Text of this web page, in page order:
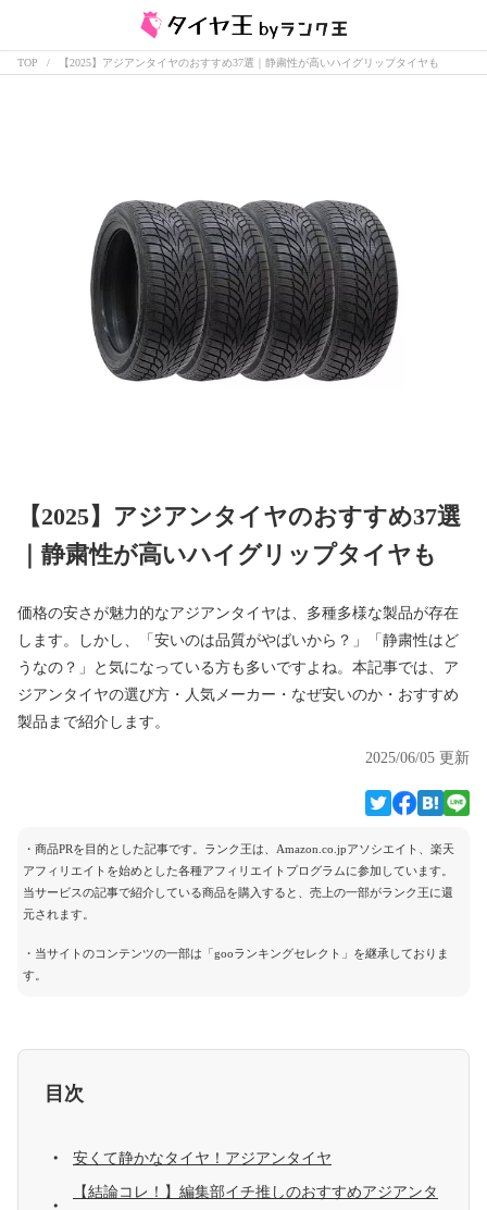
TOP 【2025】アジアンタイヤのおすすめ37選｜静粛性が高いハイグリップタイヤも
【2025】アジアンタイヤのおすすめ37選
｜静粛性が高いハイグリップタイヤも
価格の安さが魅力的なアジアンタイヤは、多種多様な製品が存在
します。しかし、「安いのは品質がやばいから？」「静粛性はど
うなの？」と気になっている方も多いですよね。本記事では、ア
ジアンタイヤの選び方・人気メーカー・なぜ安いのか・おすすめ
製品まで紹介します。
2025/06/05 更新
・商品PRを目的とした記事です。ランク王は、Amazon.co.jpアソシエイト、楽天
アフィリエイトを始めとした各種アフィリエイトプログラムに参加しています。
当サービスの記事で紹介している商品を購入すると、売上の一部がランク王に還
元されます。
・当サイトのコンテンツの一部は「gooランキングセレクト」を継承しておりま
す。
目次
安くて静かなタイヤ！アジアンタイヤ
【結論コレ！】編集部イチ推しのおすすめアジアンタ